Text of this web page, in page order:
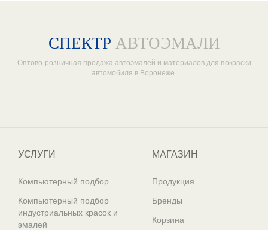
СПЕКТР АВТОЭМАЛИ
Оптово-розничная продажа автоэмалей и материалов для покраски
автомобиля в Воронеже.
УСЛУГИ
Компьютерный подбор
Компьютерный подбор
индустриальных красок и
эмалей
МАГАЗИН
Продукция
Бренды
Корзина